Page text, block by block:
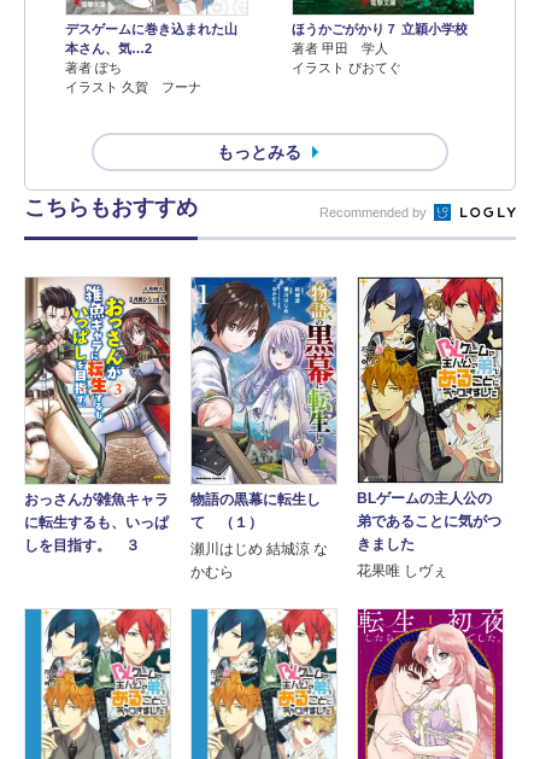
デスゲームに巻き込まれた山
本さん、気…2
著者 ぽち
イラスト 久賀 フーナ
ほうかごがかり７ 立穎小学校
著者 甲田 学人
イラスト ぴおてぐ
もっとみる
こちらもおすすめ Recommended by
おっさんが雑魚キャラ
に転生するも、いっぱ
しを目指す。 ３
物語の黒幕に転生し
て （１）
瀬川はじめ 結城涼 な
かむら
BLゲームの主人公の
弟であることに気がつ
きました
花果唯 しヴぇ